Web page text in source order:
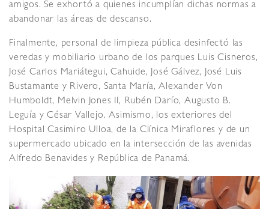
amigos. Se exhortó a quienes incumplían dichas normas a
abandonar las áreas de descanso.
Finalmente, personal de limpieza pública desinfectó las
veredas y mobiliario urbano de los parques Luis Cisneros,
José Carlos Mariátegui, Cahuide, José Gálvez, José Luis
Bustamante y Rivero, Santa María, Alexander Von
Humboldt, Melvin Jones II, Rubén Darío, Augusto B.
Leguía y César Vallejo. Asimismo, los exteriores del
Hospital Casimiro Ulloa, de la Clínica Miraflores y de un
supermercado ubicado en la intersección de las avenidas
Alfredo Benavides y República de Panamá.